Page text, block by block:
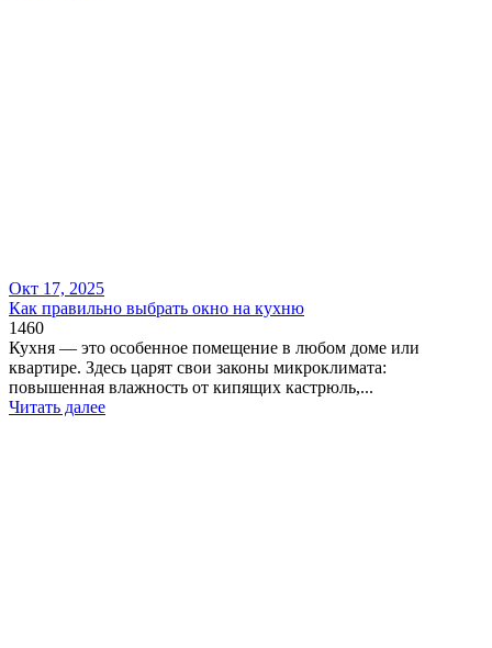
Окт 17, 2025
Как правильно выбрать окно на кухню
1460
Кухня — это особенное помещение в любом доме или
квартире. Здесь царят свои законы микроклимата:
повышенная влажность от кипящих кастрюль,...
Читать далее